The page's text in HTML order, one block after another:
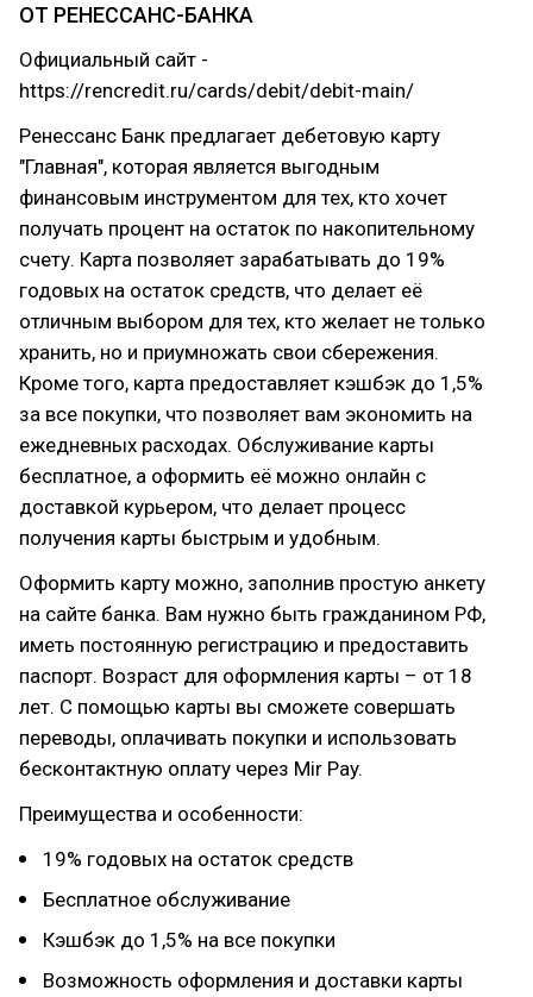
ОТ РЕНЕССАНС-БАНКА
Официальный сайт -
https://rencredit.ru/cards/debit/debit-main/
Ренессанс Банк предлагает дебетовую карту
"Главная", которая является выгодным
финансовым инструментом для тех, кто хочет
получать процент на остаток по накопительному
счету. Карта позволяет зарабатывать до 19%
годовых на остаток средств, что делает её
отличным выбором для тех, кто желает не только
хранить, но и приумножать свои сбережения.
Кроме того, карта предоставляет кэшбэк до 1,5%
за все покупки, что позволяет вам экономить на
ежедневных расходах. Обслуживание карты
бесплатное, а оформить её можно онлайн с
доставкой курьером, что делает процесс
получения карты быстрым и удобным.
Оформить карту можно, заполнив простую анкету
на сайте банка. Вам нужно быть гражданином РФ,
иметь постоянную регистрацию и предоставить
паспорт. Возраст для оформления карты – от 18
лет. С помощью карты вы сможете совершать
переводы, оплачивать покупки и использовать
бесконтактную оплату через Mir Pay.
Преимущества и особенности:
19% годовых на остаток средств
Бесплатное обслуживание
Кэшбэк до 1,5% на все покупки
Возможность оформления и доставки карты